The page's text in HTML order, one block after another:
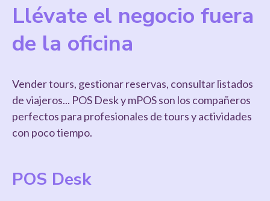
Llévate el negocio fuera
de la oficina
Vender tours, gestionar reservas, consultar listados
de viajeros... POS Desk y mPOS son los compañeros
perfectos para profesionales de tours y actividades
con poco tiempo.
POS Desk